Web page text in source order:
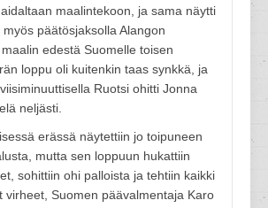
maalintekoon, ja sama näytti
päätösjaksolla Alangon
edestä Suomelle toisen
loppu oli kuitenkin taas synkkä, ja
Ruotsi ohitti Jonna
neljästi.
erässä näytettiin jo toipuneen
mutta sen loppuun hukattiin
sohittiin ohi palloista ja tehtiin kaikki
virheet, Suomen päävalmentaja Karo